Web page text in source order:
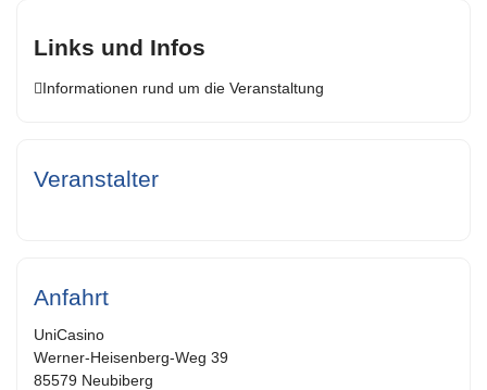
Links und Infos
Informationen rund um die Veranstaltung
Veranstalter
Anfahrt
UniCasino
Werner-Heisenberg-Weg 39
85579 Neubiberg